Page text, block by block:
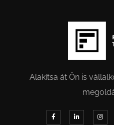
Alakítsa át Ön is